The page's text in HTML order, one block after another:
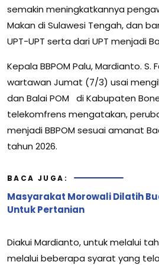
semakin meningkatkannya
Makan di Sulawesi Tengah, dan
UPT-UPT serta dari UPT menjadi
Kepala BBPOM Palu, Mardianto. S.
wartawan Jumat (7/3) usai
dan Balai POM di Kabupaten
telekomfrens mengatakan,
menjadi BBPOM sesuai amanat
tahun 2026.
BACA JUGA:
Masyarakat Morowali Dilatih
Untuk Pertanian
Diakui Mardianto, untuk melalui
melalui beberapa syarat yang